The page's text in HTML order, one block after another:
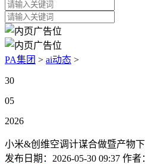
PA集团 > ai动态 >
30
05
2026
小米&创维空调计谋合做暨产物
发布日期： 2026-05-30 09:37 作者